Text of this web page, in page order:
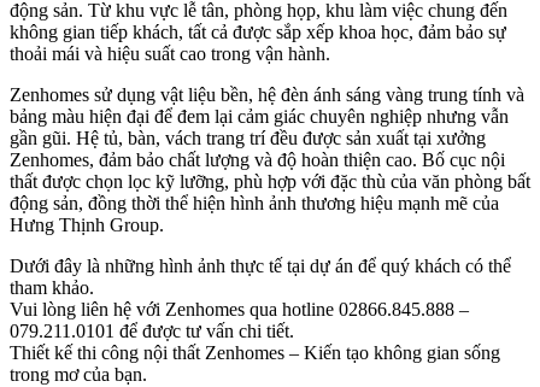
động sản. Từ khu vực lễ tân, phòng họp, khu làm việc chung đến
không gian tiếp khách, tất cả được sắp xếp khoa học, đảm bảo sự
thoải mái và hiệu suất cao trong vận hành.
Zenhomes sử dụng vật liệu bền, hệ đèn ánh sáng vàng trung tính và
bảng màu hiện đại để đem lại cảm giác chuyên nghiệp nhưng vẫn
gần gũi. Hệ tủ, bàn, vách trang trí đều được sản xuất tại xưởng
Zenhomes, đảm bảo chất lượng và độ hoàn thiện cao. Bố cục nội
thất được chọn lọc kỹ lưỡng, phù hợp với đặc thù của văn phòng bất
động sản, đồng thời thể hiện hình ảnh thương hiệu mạnh mẽ của
Hưng Thịnh Group.
Dưới đây là những hình ảnh thực tế tại dự án để quý khách có thể
tham khảo.
Vui lòng liên hệ với Zenhomes qua hotline 02866.845.888 –
079.211.0101 để được tư vấn chi tiết.
Thiết kế thi công nội thất Zenhomes – Kiến tạo không gian sống
trong mơ của bạn.